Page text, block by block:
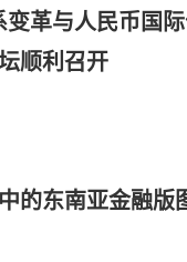
变革与人民币国
顺利召开
的东南亚金融